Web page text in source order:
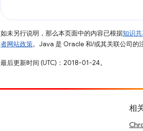
如未另行说明，那么本页面中的内容已根据知识
者网站政策。Java 是 Oracle 和/或其关联公司的
最后更新时间 (UTC)：2018-01-24。
相